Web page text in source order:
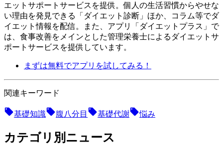
エットサポートサービスを提供。個人の生活習慣からやせな
い理由を発見できる「ダイエット診断」ほか、コラム等でダ
イエット情報を配信。 また、アプリ「ダイエットプラス」で
は、食事改善をメインとした管理栄養士によるダイエットサ
ポートサービスを提供しています。
まずは無料でアプリを試してみる！
関連キーワード
基礎知識 腹八分目 基礎代謝 悩み
カテゴリ別ニュース